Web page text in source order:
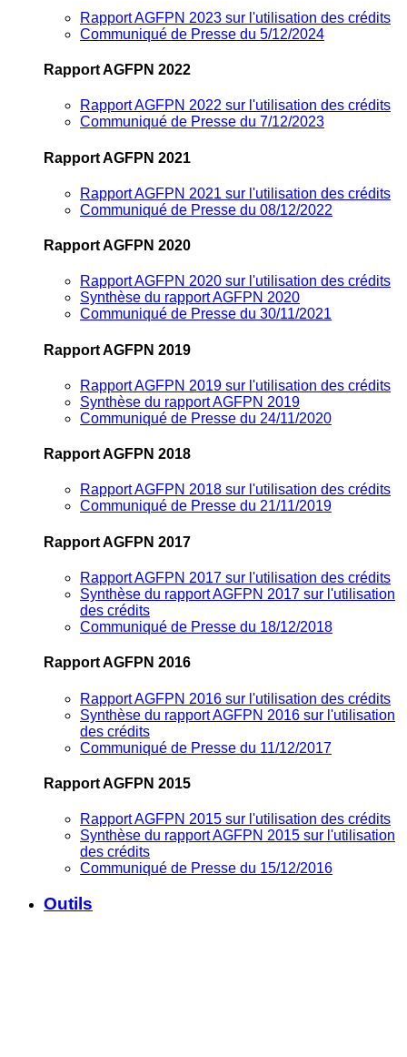
Rapport AGFPN 2023 sur l'utilisation des crédits
Communiqué de Presse du 5/12/2024
Rapport AGFPN 2022
Rapport AGFPN 2022 sur l'utilisation des crédits
Communiqué de Presse du 7/12/2023
Rapport AGFPN 2021
Rapport AGFPN 2021 sur l'utilisation des crédits
Communiqué de Presse du 08/12/2022
Rapport AGFPN 2020
Rapport AGFPN 2020 sur l'utilisation des crédits
Synthèse du rapport AGFPN 2020
Communiqué de Presse du 30/11/2021
Rapport AGFPN 2019
Rapport AGFPN 2019 sur l'utilisation des crédits
Synthèse du rapport AGFPN 2019
Communiqué de Presse du 24/11/2020
Rapport AGFPN 2018
Rapport AGFPN 2018 sur l'utilisation des crédits
Communiqué de Presse du 21/11/2019
Rapport AGFPN 2017
Rapport AGFPN 2017 sur l'utilisation des crédits
Synthèse du rapport AGFPN 2017 sur l'utilisation
des crédits
Communiqué de Presse du 18/12/2018
Rapport AGFPN 2016
Rapport AGFPN 2016 sur l'utilisation des crédits
Synthèse du rapport AGFPN 2016 sur l'utilisation
des crédits
Communiqué de Presse du 11/12/2017
Rapport AGFPN 2015
Rapport AGFPN 2015 sur l'utilisation des crédits
Synthèse du rapport AGFPN 2015 sur l'utilisation
des crédits
Communiqué de Presse du 15/12/2016
Outils